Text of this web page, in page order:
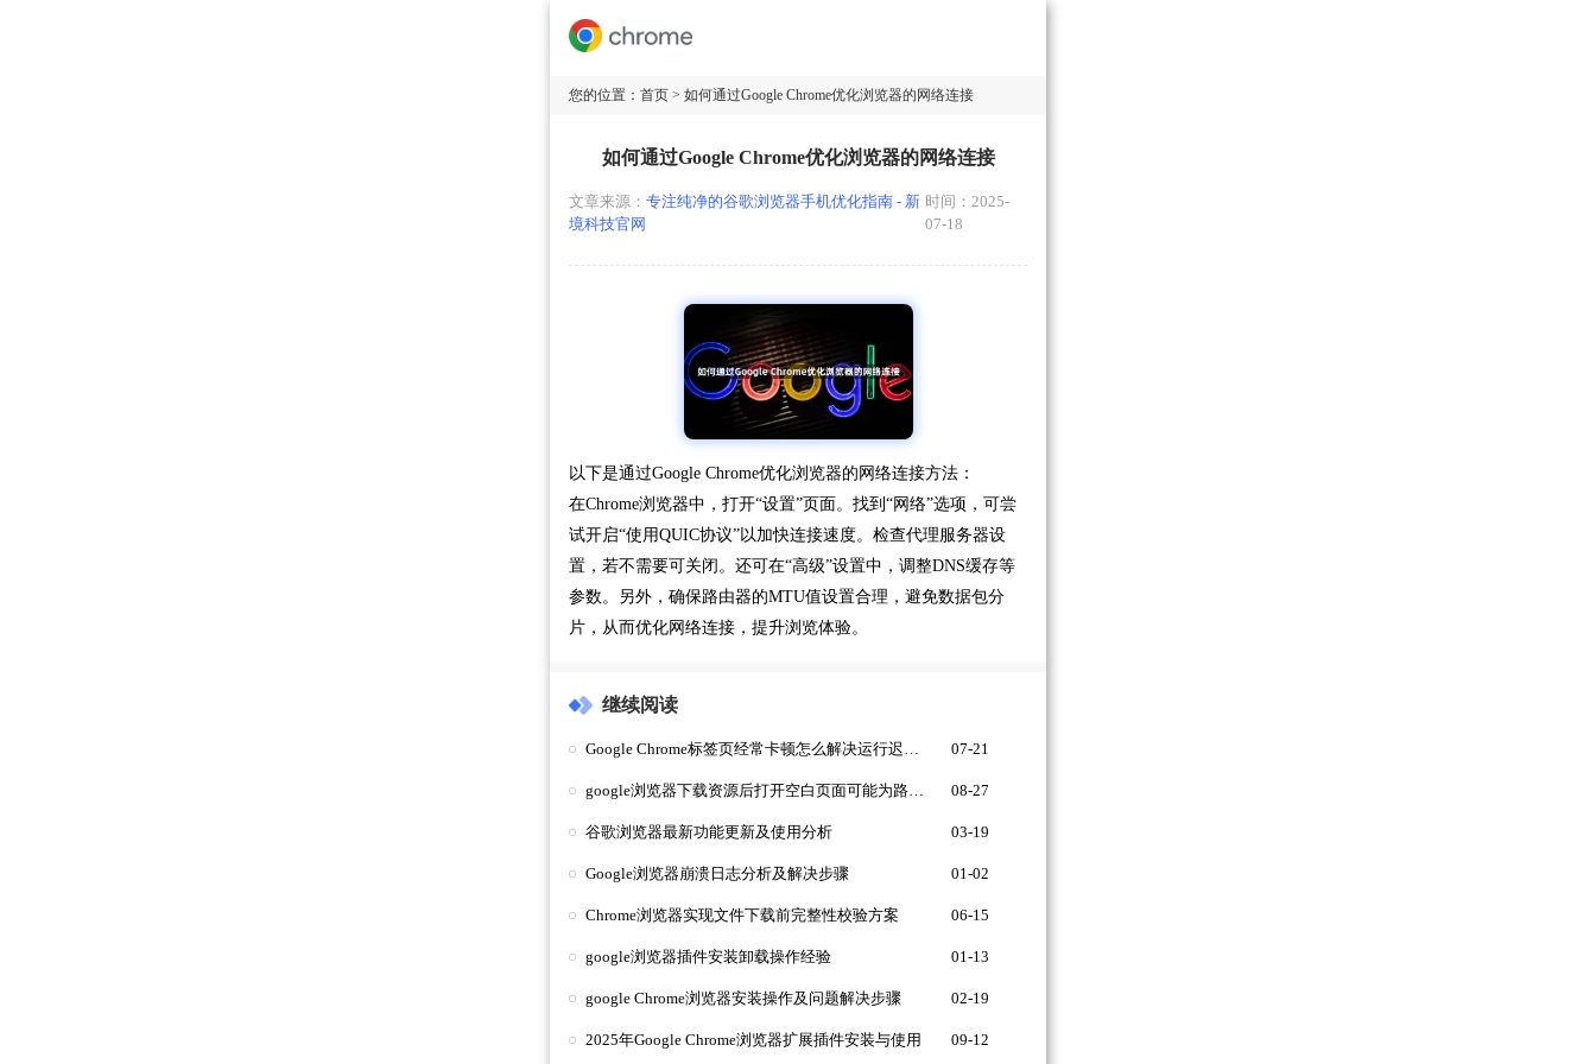
您的位置： 首页 > 如何通过Google Chrome优化浏览器的网络连接
如何通过Google Chrome优化浏览器的网络连接
文章来源： 专注纯净的谷歌浏览器手机优化指南 - 新
境科技官网
时间：2025-
07-18
以下是通过Google Chrome优化浏览器的网络连接方法：
在Chrome浏览器中，打开“设置”页面。找到“网络”选项，可尝
试开启“使用QUIC协议”以加快连接速度。检查代理服务器设
置，若不需要可关闭。还可在“高级”设置中，调整DNS缓存等
参数。另外，确保路由器的MTU值设置合理，避免数据包分
片，从而优化网络连接，提升浏览体验。
继续阅读
Google Chrome标签页经常卡顿怎么解决运行迟缓问题 07-21
google浏览器下载资源后打开空白页面可能为路径配置错误 08-27
谷歌浏览器最新功能更新及使用分析 03-19
Google浏览器崩溃日志分析及解决步骤 01-02
Chrome浏览器实现文件下载前完整性校验方案 06-15
google浏览器插件安装卸载操作经验 01-13
google Chrome浏览器安装操作及问题解决步骤 02-19
2025年Google Chrome浏览器扩展插件安装与使用 09-12